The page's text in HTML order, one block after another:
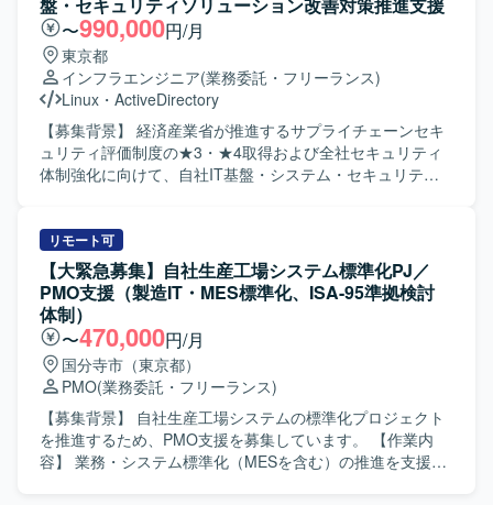
ていただけます。クラウドやITインフラに関する知見とセ
キュリティ領域の実務経験を組み合わせることで、今後の
キャリア形成においても価値の高い経験を積んでいただけ
ます。 【開発環境】 クラウド環境としてAzureおよびAWS
を活用したセキュリティ関連業務となります。
推進や関連する会議のファシリテーション、金融業界向け
のセキュリティ業務やインシデント対応支援などを担当い
ただきます。メンバーポジションの方には、PMO業務とし
て管理資料の更新などの事務処理や、プロジェクト遂行に
必要な各種ドキュメント作成支援などを行っていただきま
す。 【求める人物像】 セキュリティ領域における実務経験
を有し、クラウドやITインフラに関する知見も併せ持って
いる方を求めております。グローバル環境での業務に前向
ョンでは、関係者との調整や会議のファシリテーションを
主体的に進められるリーダーシップをお持ちの方を歓迎い
たします。 【ポジションの魅力】 金融業界向けのセキュリ
ティガバナンスおよび評価対応に深く関与できるととも
に、グローバルプロジェクトの中で英語を用いたコミュニ
ケーションや海外法制への対応に携わる機会がございま
す。セキュリティ分野の専門性を高めながら、クラウドや
インフラといった周辺領域の知見も広げていただける環境
です。 【開発環境】 クラウド環境としてAzureおよびAWS
などを利用したITインフラ環境のもとで、セキュリティガ
バナンスおよび評価対応に関する各種業務を行っていただ
〜990,000円/月
東京都
インフラエンジニア(業務委託・フリーランス)
Linux ・ ActiveDirectory
【募集背景】 経済産業省が推進するサプライチェーンセキ
ュリティ評価制度の★3・★4取得および全社セキュリティ
体制強化に向けて、自社IT基盤・システム・セキュリティ
リティ専門家の指示のもと、自社システム部門と密に連携
しながら、システム・IT基盤のアセスメント推進をご担当
いただきます。自社IT環境（ネットワーク、サーバ、クラ
ウド、ID管理、エンドポイント等）の各種設定・運用状況
のヒアリングおよび現状整理、SCS評価基準と自社システ
ム現状とのFit&Gap分析の補助を行っていただきます。導き
出された課題に対する具体的な技術的対策案（MFA強化、
ログ取得・監視設定、アクセス制御見直し等）の検討サポ
ート、システム部門・ベンダーに対する要件定義・設定変
更指示・課題管理の実行を行っていただきます。自社シス
テム部門へ日常的にアプローチ・伴走し、対策導入に向け
リモート可
【大緊急募集】自社生産工場システム標準化PJ／
PMO支援（製造IT・MES標準化、ISA-95準拠検討
体制）
〜470,000円/月
国分寺市（東京都）
PMO(業務委託・フリーランス)
【募集背景】 自社生産工場システムの標準化プロジェクト
を推進するため、PMO支援を募集しています。 【作業内
容】 業務・システム標準化（MESを含む）の推進を支援し